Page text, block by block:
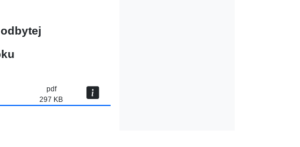
pdf
297 KB